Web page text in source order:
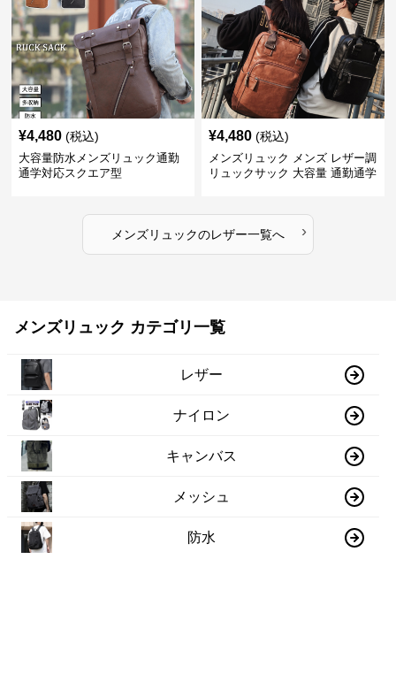
¥4,480 (税込)
大容量防水メンズリュック通勤
通学対応スクエア型
¥4,480 (税込)
メンズリュック メンズ レザー調
リュックサック 大容量 通勤通学
メンズリュックのレザー一覧へ ›
メンズリュック カテゴリ一覧
レザー
ナイロン
キャンバス
メッシュ
防水